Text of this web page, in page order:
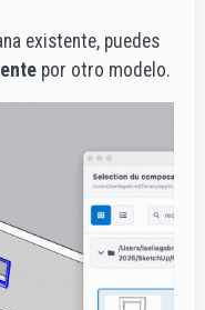
existente, puedes
por otro modelo.